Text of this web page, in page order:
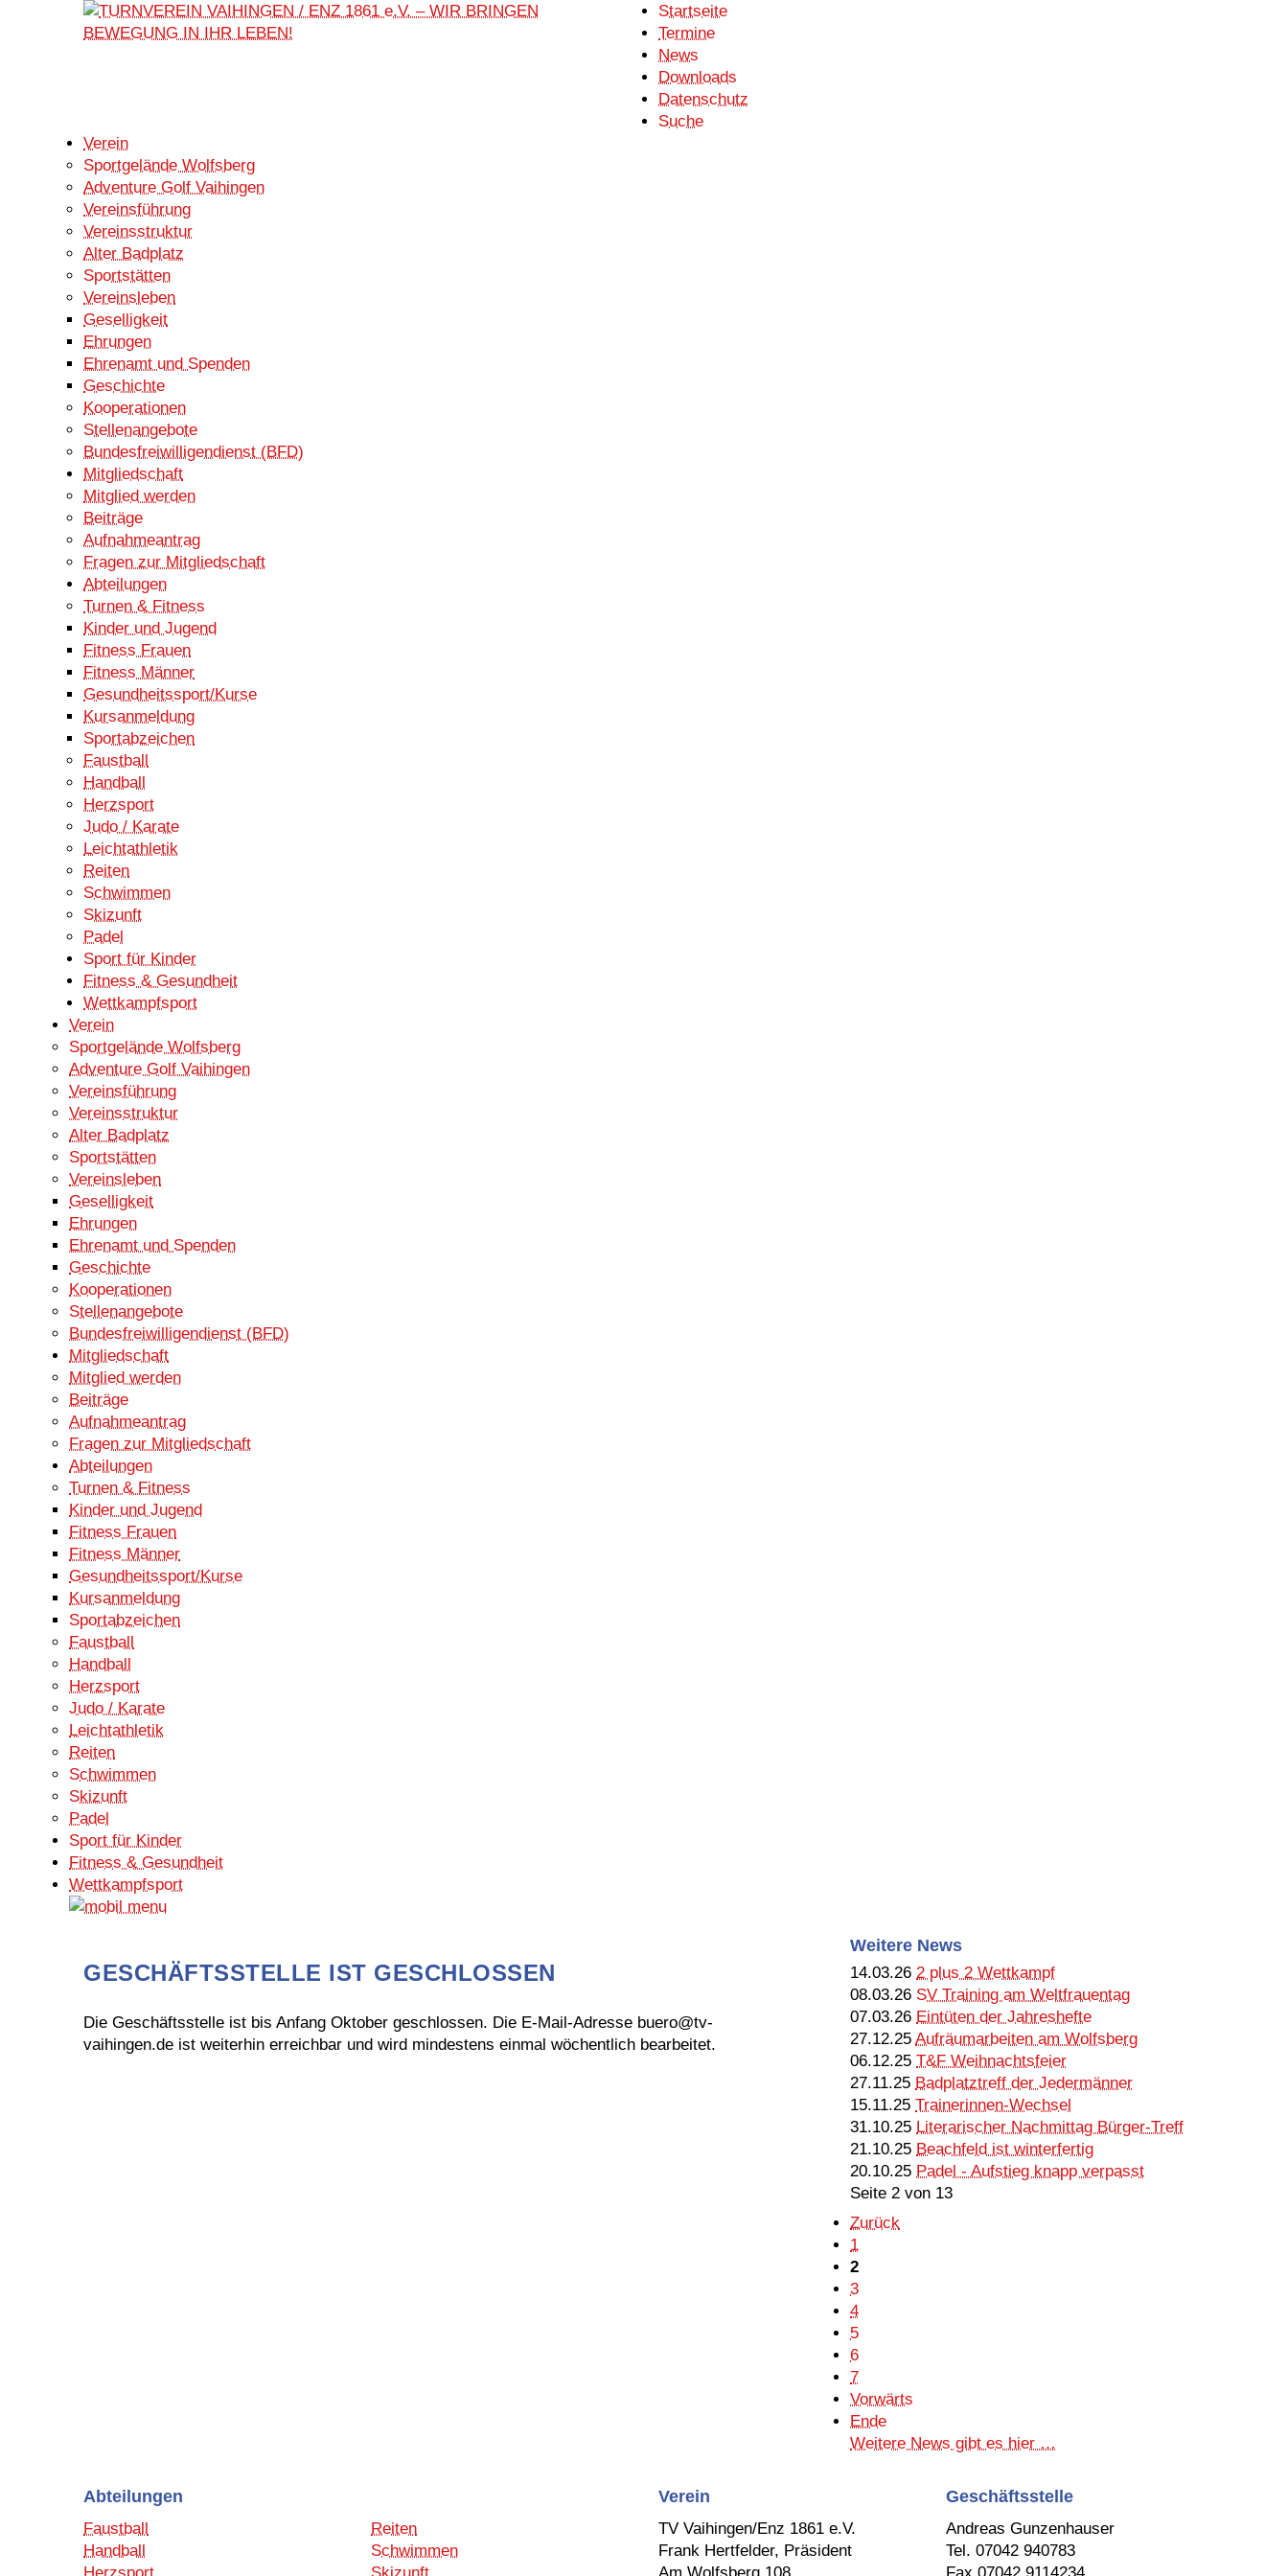
Startseite
Termine
News
Downloads
Datenschutz
Suche
Verein
Sportgelände Wolfsberg
Adventure Golf Vaihingen
Vereinsführung
Vereinsstruktur
Alter Badplatz
Sportstätten
Vereinsleben
Geselligkeit
Ehrungen
Ehrenamt und Spenden
Geschichte
Kooperationen
Stellenangebote
Bundesfreiwilligendienst (BFD)
Mitgliedschaft
Mitglied werden
Beiträge
Aufnahmeantrag
Fragen zur Mitgliedschaft
Abteilungen
Turnen & Fitness
Kinder und Jugend
Fitness Frauen
Fitness Männer
Gesundheitssport/Kurse
Kursanmeldung
Sportabzeichen
Faustball
Handball
Herzsport
Judo / Karate
Leichtathletik
Reiten
Schwimmen
Skizunft
Padel
Sport für Kinder
Fitness & Gesundheit
Wettkampfsport
Verein
Sportgelände Wolfsberg
Adventure Golf Vaihingen
Vereinsführung
Vereinsstruktur
Alter Badplatz
Sportstätten
Vereinsleben
Geselligkeit
Ehrungen
Ehrenamt und Spenden
Geschichte
Kooperationen
Stellenangebote
Bundesfreiwilligendienst (BFD)
Mitgliedschaft
Mitglied werden
Beiträge
Aufnahmeantrag
Fragen zur Mitgliedschaft
Abteilungen
Turnen & Fitness
Kinder und Jugend
Fitness Frauen
Fitness Männer
Gesundheitssport/Kurse
Kursanmeldung
Sportabzeichen
Faustball
Handball
Herzsport
Judo / Karate
Leichtathletik
Reiten
Schwimmen
Skizunft
Padel
Sport für Kinder
Fitness & Gesundheit
Wettkampfsport
GESCHÄFTSSTELLE IST GESCHLOSSEN
Die Geschäftsstelle ist bis Anfang Oktober geschlossen. Die E-Mail-Adresse buero@tv-
vaihingen.de ist weiterhin erreichbar und wird mindestens einmal wöchentlich bearbeitet.
Weitere News
14.03.26 2 plus 2 Wettkampf
08.03.26 SV Training am Weltfrauentag
07.03.26 Eintüten der Jahreshefte
27.12.25 Aufräumarbeiten am Wolfsberg
06.12.25 T&F Weihnachtsfeier
27.11.25 Badplatztreff der Jedermänner
15.11.25 Trainerinnen-Wechsel
31.10.25 Literarischer Nachmittag Bürger-Treff
21.10.25 Beachfeld ist winterfertig
20.10.25 Padel - Aufstieg knapp verpasst
Seite 2 von 13
Zurück
1
2
3
4
5
6
7
Vorwärts
Ende
Weitere News gibt es hier …
Abteilungen
Faustball
Handball
Herzsport
Reiten
Schwimmen
Skizunft
Verein
TV Vaihingen/Enz 1861 e.V.
Frank Hertfelder, Präsident
Am Wolfsberg 108
Geschäftsstelle
Andreas Gunzenhauser
Tel. 07042 940783
Fax 07042 9114234